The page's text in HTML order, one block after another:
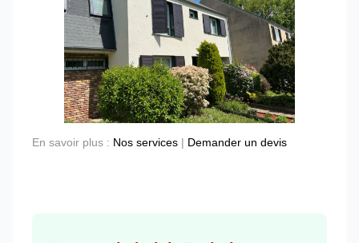
En savoir plus : Nos services | Demander un devis